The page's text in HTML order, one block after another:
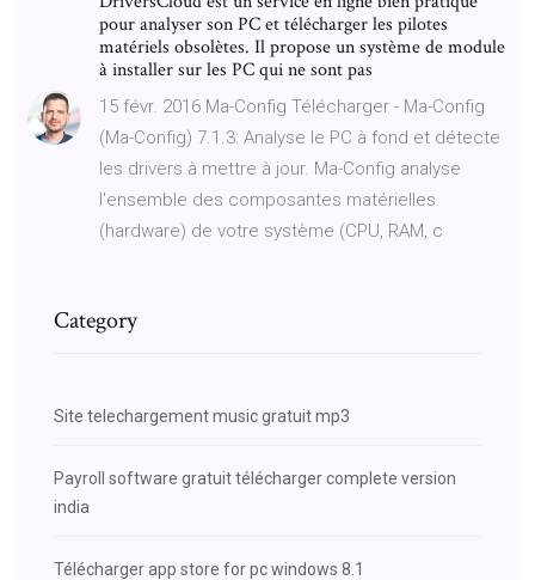
pour analyser son PC et télécharger les pilotes
matériels obsolètes. Il propose un système de module
à installer sur les PC qui ne sont pas
15 févr. 2016 Ma-Config Télécharger - Ma-Config
(Ma-Config) 7.1.3: Analyse le PC à fond et détecte
les drivers à mettre à jour. Ma-Config analyse
l'ensemble des composantes matérielles
(hardware) de votre système (CPU, RAM, c
Category
Site telechargement music gratuit mp3
Payroll software gratuit télécharger complete version
india
Télécharger app store for pc windows 8.1